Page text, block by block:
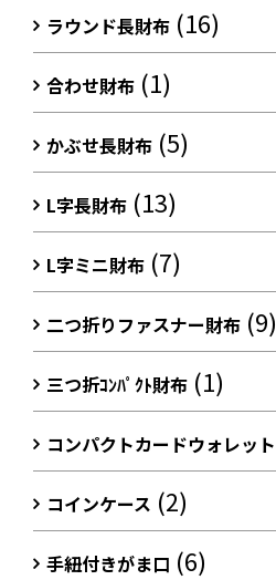
ラウンド長財布 (16)
合わせ財布 (1)
かぶせ長財布 (5)
L字長財布 (13)
L字ミニ財布 (7)
二つ折りファスナー財布 (9)
三つ折ｺﾝﾊﾟｸﾄ財布 (1)
コンパクトカードウォレット
コインケース (2)
手紐付きがま口 (6)